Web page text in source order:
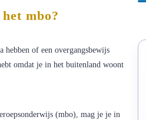
mbo?
of een overgangsbewijs
omdat je in het buitenland woont
(mbo), mag je je in